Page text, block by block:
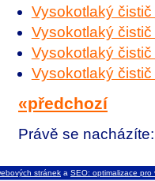
Vysokotlaký
Vysokotlaký
Vysokotlaký
Vysokotlaký
«předchozí
Právě se
stránek a SEO: optimalizace pro